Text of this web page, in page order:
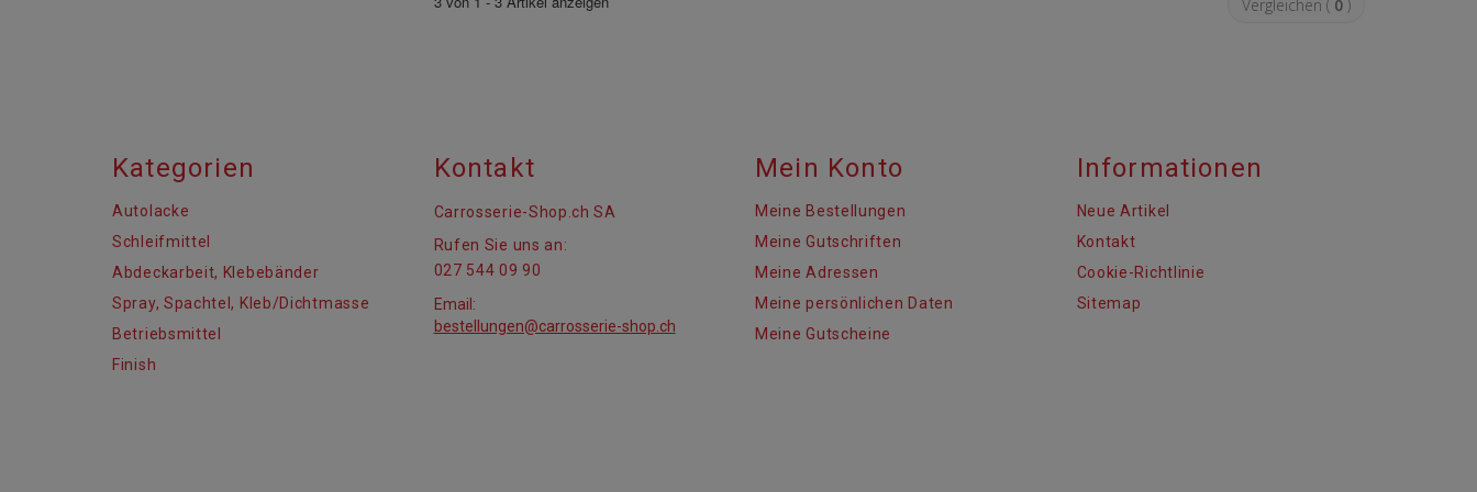
Vergleichen ( 0 )
Kategorien
Autolacke
Schleifmittel
Abdeckarbeit, Klebebänder
Spray, Spachtel, Kleb/Dichtmasse
Betriebsmittel
Finish
Kontakt
Carrosserie-Shop.ch SA
Rufen Sie uns an:
027 544 09 90
Email:
bestellungen@carrosserie-shop.ch
Mein Konto
Meine Bestellungen
Meine Gutschriften
Meine Adressen
Meine persönlichen Daten
Meine Gutscheine
Informationen
Neue Artikel
Kontakt
Cookie-Richtlinie
Sitemap